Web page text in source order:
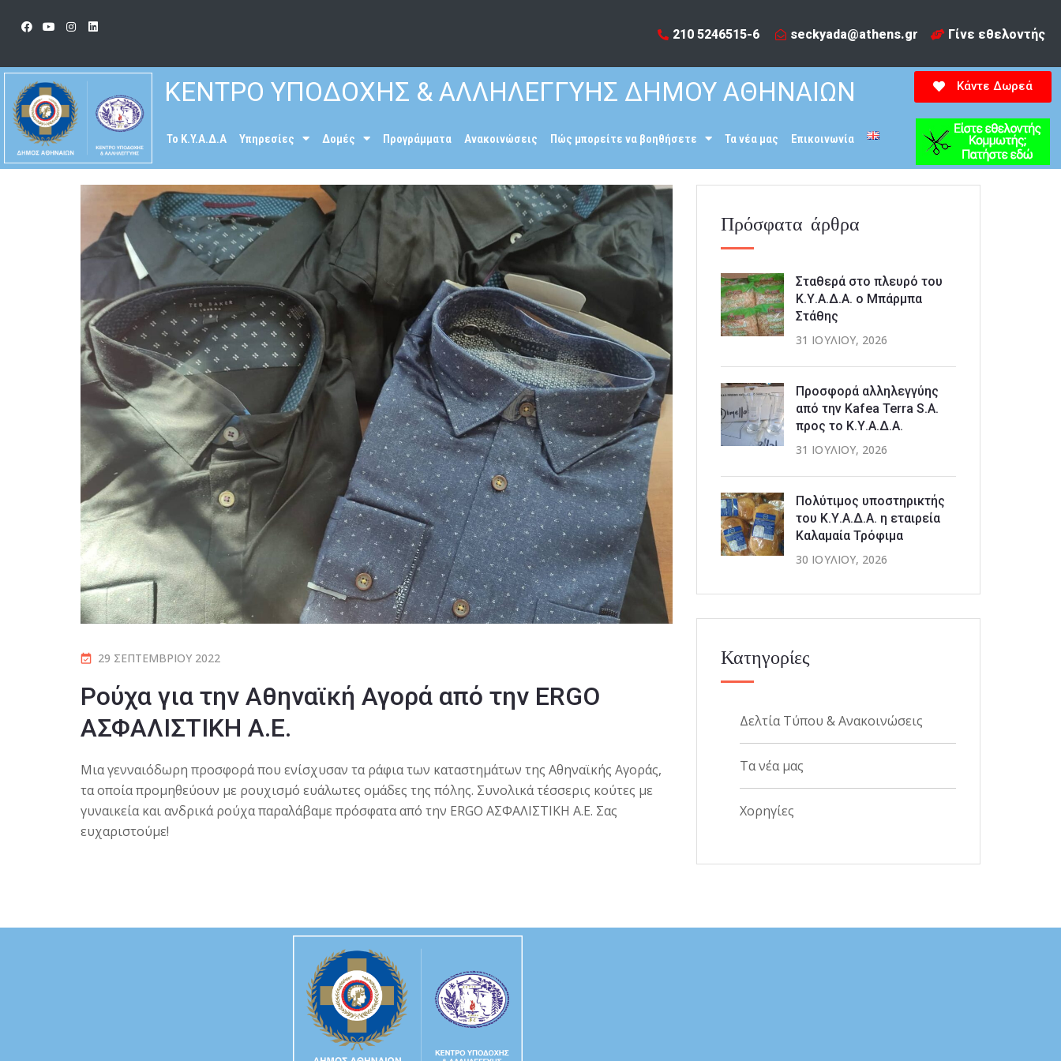
210 5246515-6​ seckyada@athens.gr Γίνε εθελοντής
ΚΕΝΤΡΟ ΥΠΟΔΟΧΗΣ & ΑΛΛΗΛΕΓΓΥΗΣ ΔΗΜΟΥ ΑΘΗΝΑΙΩΝ
To K.Y.A.Δ.Α Υπηρεσίες Δομές Προγράμματα Ανακοινώσεις Πώς μπορείτε να βοηθήσετε Τα νέα μας Επικοινωνία
Κάντε Δωρεά
29 ΣΕΠΤΕΜΒΡΊΟΥ 2022
Ρούχα για την Αθηναϊκή Αγορά από την ΕRGO
ΑΣΦΑΛΙΣΤΙΚΗ Α.Ε.
Μια γενναιόδωρη προσφορά που ενίσχυσαν τα ράφια των καταστημάτων της Αθηναϊκής Αγοράς,
τα οποία προμηθεύουν με ρουχισμό ευάλωτες ομάδες της πόλης. Συνολικά τέσσερις κούτες με
γυναικεία και ανδρικά ρούχα παραλάβαμε πρόσφατα από την ΕRGO ΑΣΦΑΛΙΣΤΙΚΗ Α.Ε. Σας
ευχαριστούμε!
Πρόσφατα άρθρα
Σταθερά στο πλευρό του
Κ.Υ.Α.Δ.Α. ο Μπάρμπα
Στάθης
31 ΙΟΥΛΊΟΥ, 2026
Προσφορά αλληλεγγύης
από την Kafea Terra S.A.
προς το Κ.Υ.Α.Δ.Α.
31 ΙΟΥΛΊΟΥ, 2026
Πολύτιμος υποστηρικτής
του Κ.Υ.Α.Δ.Α. η εταιρεία
Καλαμαία Τρόφιμα
30 ΙΟΥΛΊΟΥ, 2026
Κατηγορίες
Δελτία Τύπου & Ανακοινώσεις
Τα νέα μας
Χορηγίες